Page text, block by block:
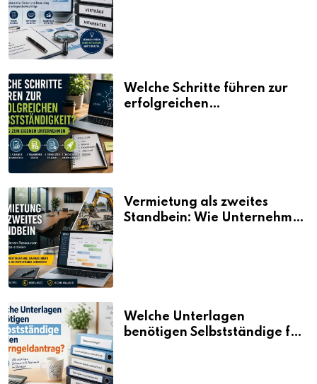
Welche Schritte führen zur
erfolgreichen
Vermietung als zweites
Standbein: Wie Unternehmen
Welche Unterlagen
benötigen Selbstständige für